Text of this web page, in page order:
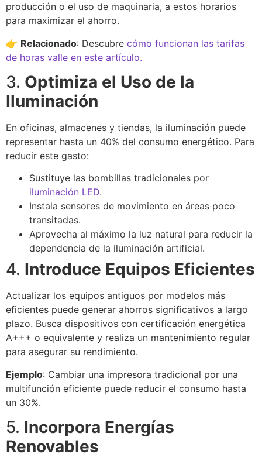
producción o el uso de maquinaria, a estos horarios
para maximizar el ahorro.
👉 Relacionado: Descubre cómo funcionan las tarifas
de horas valle en este artículo.
3. Optimiza el Uso de la
Iluminación
En oficinas, almacenes y tiendas, la iluminación puede
representar hasta un 40% del consumo energético. Para
reducir este gasto:
Sustituye las bombillas tradicionales por
iluminación LED.
Instala sensores de movimiento en áreas poco
transitadas.
Aprovecha al máximo la luz natural para reducir la
dependencia de la iluminación artificial.
4. Introduce Equipos Eficientes
Actualizar los equipos antiguos por modelos más
eficientes puede generar ahorros significativos a largo
plazo. Busca dispositivos con certificación energética
A+++ o equivalente y realiza un mantenimiento regular
para asegurar su rendimiento.
Ejemplo: Cambiar una impresora tradicional por una
multifunción eficiente puede reducir el consumo hasta
un 30%.
5. Incorpora Energías
Renovables